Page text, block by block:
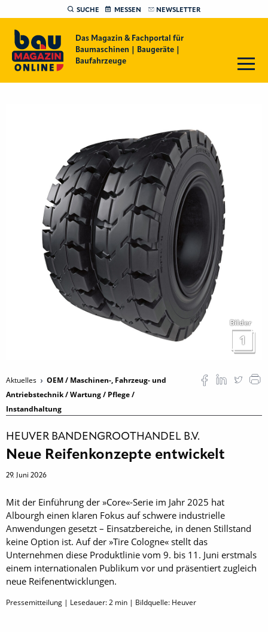
SUCHE MESSEN NEWSLETTER
Das Magazin & Fachportal für
Baumaschinen | Baugeräte |
Baufahrzeuge
Bilder
1
Aktuelles
OEM / Maschinen-, Fahrzeug- und
Antriebstechnik / Wartung / Pflege /
Instandhaltung
HEUVER BANDENGROOTHANDEL B.V.
Neue Reifenkonzepte entwickelt
29. Juni 2026
Mit der Einführung der »Core«-Serie im Jahr 2025 hat
Albourgh einen klaren Fokus auf schwere industrielle
Anwendungen gesetzt – Einsatzbereiche, in denen Stillstand
keine Option ist. Auf der »Tire Cologne« stellt das
Unternehmen diese Produktlinie vom 9. bis 11. Juni erstmals
einem internationalen Publikum vor und präsentiert zugleich
neue Reifenentwicklungen.
Pressemitteilung | Lesedauer:2 min | Bildquelle: Heuver